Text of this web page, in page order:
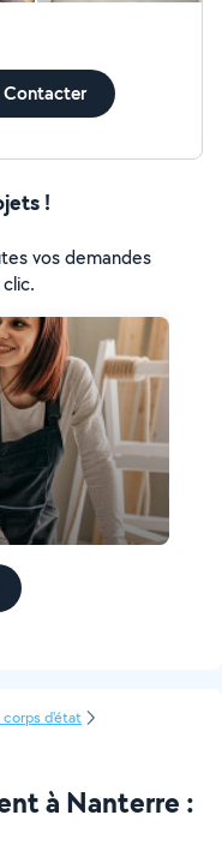
Contacter
!
vos demandes
d'état
à Nanterre :